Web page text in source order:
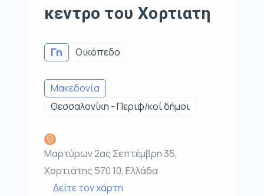
κεντρο του Χορτιατη
Γη Οικόπεδο
Μακεδονία
Θεσσαλονίκη - Περιφ/κοί δήμοι
Μαρτύρων 2ας Σεπτέμβρη 35,
Χορτιάτης 570 10, Ελλάδα
Δείτε τον χάρτη